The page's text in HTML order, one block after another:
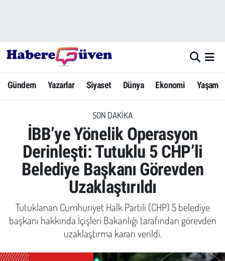
Gündem Yazarlar Siyaset Dünya Ekonomi Yaşam
SON DAKIKA
İBB’ye Yönelik Operasyon
Derinleşti: Tutuklu 5 CHP’li
Belediye Başkanı Görevden
Uzaklaştırıldı
Tutuklanan Cumhuriyet Halk Partili (CHP) 5 belediye
başkanı hakkında İçişleri Bakanlığı tarafından görevden
uzaklaştırma kararı verildi.
Yazarlar
Dünya
Ekonomi
Yaşam
Yerel Haberler
Eğitim
Hava Durumu
Trafik Durumu
Süper Lig Puan Durumu ve Fikstür
Tüm Manşetler
Son Dakika Haberleri